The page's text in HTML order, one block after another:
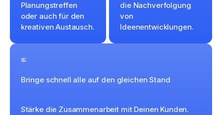
Planungstreffen
oder auch für den
kreativen Austausch.
die Nachverfolgung
von
Ideenentwicklungen.
Bringe schnell alle auf den gleichen Stand
Stärke die Zusammenarbeit mit Deinen Kunden.